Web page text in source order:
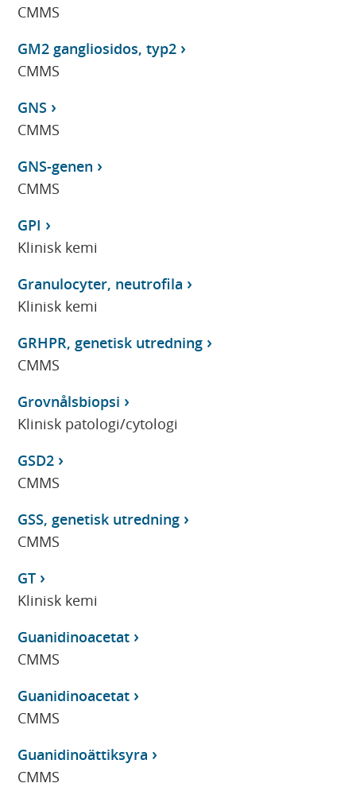
CMMS
GM2 gangliosidos, typ2
CMMS
GNS
CMMS
GNS-genen
CMMS
GPI
Klinisk kemi
Granulocyter, neutrofila
Klinisk kemi
GRHPR, genetisk utredning
CMMS
Grovnålsbiopsi
Klinisk patologi/cytologi
GSD2
CMMS
GSS, genetisk utredning
CMMS
GT
Klinisk kemi
Guanidinoacetat
CMMS
Guanidinoacetat
CMMS
Guanidinoättiksyra
CMMS